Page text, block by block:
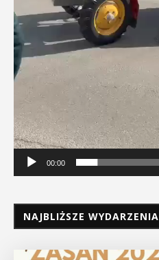
00:00
NAJBLIŻSZE WYDARZENIA